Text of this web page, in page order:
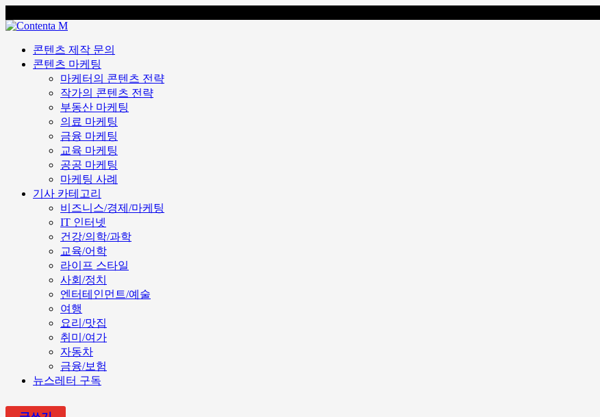
콘텐츠 제작 문의
콘텐츠 마케팅
마케터의 콘텐츠 전략
작가의 콘텐츠 전략
부동산 마케팅
의료 마케팅
금융 마케팅
교육 마케팅
공공 마케팅
마케팅 사례
기사 카테고리
비즈니스/경제/마케팅
IT 인터넷
건강/의학/과학
교육/어학
라이프 스타일
사회/정치
엔터테인먼트/예술
여행
요리/맛집
취미/여가
자동차
금융/보험
뉴스레터 구독